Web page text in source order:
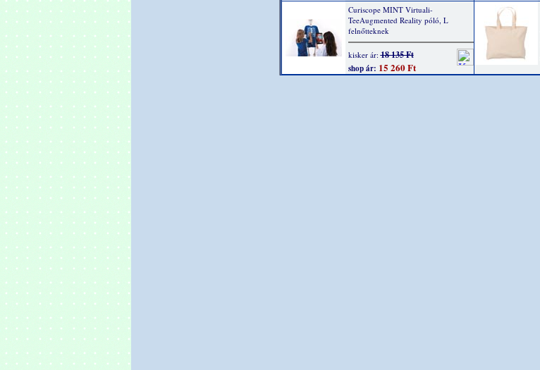
Curiscope MINT Virtuali-
TeeAugmented Reality póló, L
felnőtteknek
kisker ár:18 135 Ft
shop ár: 15 260 Ft